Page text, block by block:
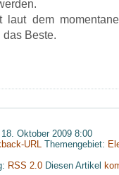
laut dem
das Beste.
Oktober 2009 8:00
URL Themengebiet:
RSS 2.0 Diesen Artikel